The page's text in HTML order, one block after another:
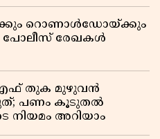
റൊണാൾഡോയ്ക്കും
പോലീസ് രേഖകൾ
എഫ് തുക മുഴുവൻ
പണം കൂടുതൽ
നിയമം അറിയാം